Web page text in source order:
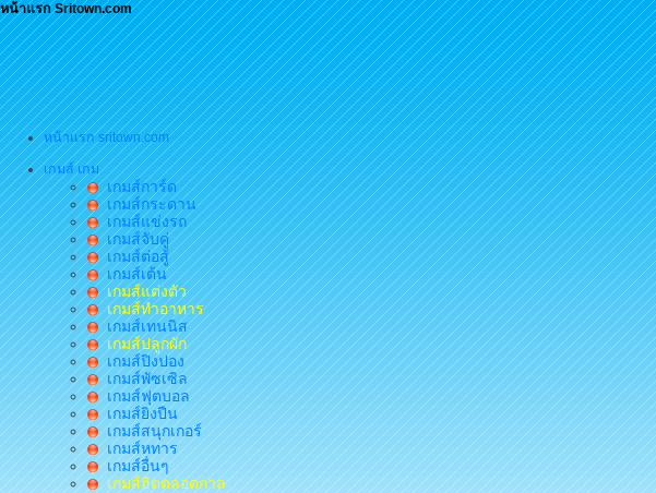
หน้าแรก Sritown.com
หน้าแรก sritown.com
เกมส์ เกม
เกมส์การ์ด
เกมส์กระดาน
เกมส์แข่งรถ
เกมส์จับคู่
เกมส์ต่อสู้
เกมส์เต้น
เกมส์แต่งตัว
เกมส์ทำอาหาร
เกมส์เทนนิส
เกมส์ปลูกผัก
เกมส์ปิงปอง
เกมส์พัซเซิล
เกมส์ฟุตบอล
เกมส์ยิงปืน
เกมส์สนุกเกอร์
เกมส์หทาร
เกมส์อื่นๆ
เกมส์ฮิตตลอดกาล